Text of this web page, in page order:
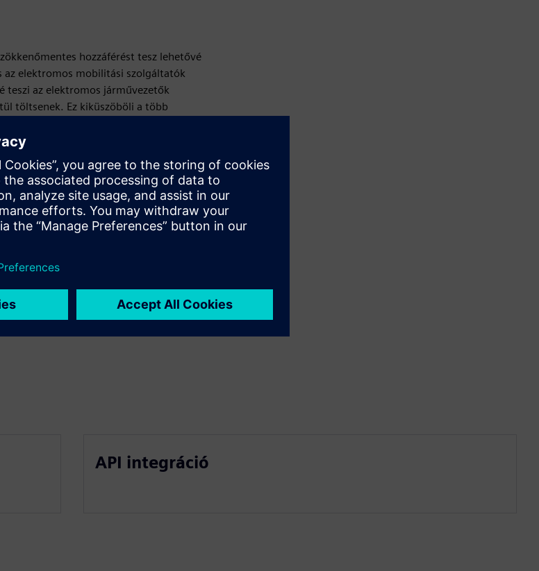
hozzáférést tesz lehetővé
az elektromos mobilitási szolgáltatók
teszi az elektromos járművezetők
töltsenek. Ez kiküszöböli a több
akadálymentességet. Ezenkívül a
a zökkenőmentes integrációt a
API integráció